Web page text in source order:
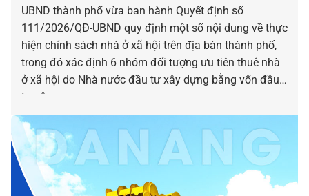
UBND thành phố vừa ban hành Quyết định số
111/2026/QĐ-UBND quy định một số nội dung về thực
hiện chính sách nhà ở xã hội trên địa bàn thành phố,
trong đó xác định 6 nhóm đối tượng ưu tiên thuê nhà
ở xã hội do Nhà nước đầu tư xây dựng bằng vốn đầu
tư công.